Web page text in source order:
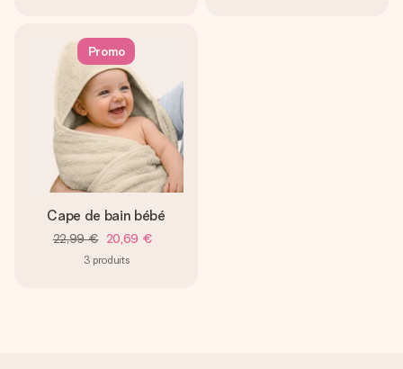
Promo
Cape de bain bébé
22,99 € 20,69 €
3 produits